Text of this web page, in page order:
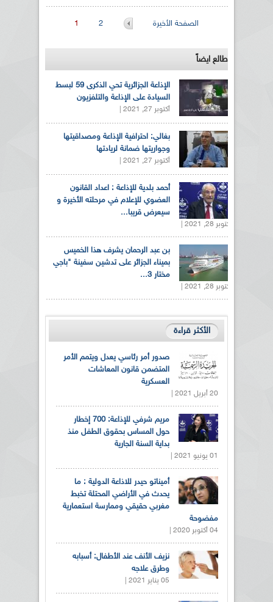
الصفحات 1 2 الصفحة الأخيرة
طالع ايضاً
الإذاعة الجزائرية تحي الذكرى 59 لبسط
السيادة على الإذاعة والتلفزيون
أكتوبر 27, 2021 |
بغالي: احترافية الإذاعة ومصداقيتها
وجواريتها ضمانة لريادتها
أكتوبر 27, 2021 |
أحمد بلدية للإذاعة : اعداد القانون
العضوي للإعلام في مرحلته الأخيرة و
سيعرض قريبا...
أكتوبر 28, 2021 |
بن عبد الرحمان يشرف هذا الخميس
بميناء الجزائر على تدشين سفينة "باجي
مختار 3...
أكتوبر 28, 2021 |
الأكثر قراءة
صدور أمر رئاسي يعدل ويتمم الأمر
المتضمن قانون المعاشات
العسكرية
20 أبريل 2021 |
مريم شرفي للإذاعة: 700 إخطار
حول المساس بحقوق الطفل منذ
بداية السنة الجارية
01 يونيو 2021 |
أميناتو حيدر للاذاعة الدولية : ما
يحدث في الأراضي المحتلة تخبط
مغربي حقيقي وممارسة استعمارية
مفضوحة
04 أكتوبر 2020 |
نزيف الأنف عند الأطفال: أسبابه
وطرق علاجه
05 يناير 2021 |